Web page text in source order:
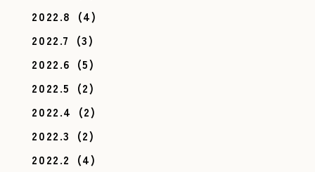
2022.8 (4)
2022.7 (3)
2022.6 (5)
2022.5 (2)
2022.4 (2)
2022.3 (2)
2022.2 (4)